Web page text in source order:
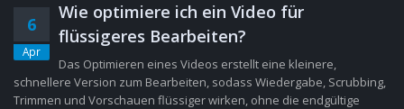
6
Apr
Wie optimiere ich ein Video für
flüssigeres Bearbeiten?
Das Optimieren eines Videos erstellt eine kleinere,
schnellere Version zum Bearbeiten, sodass Wiedergabe, Scrubbing,
Trimmen und Vorschauen flüssiger wirken, ohne die endgültige